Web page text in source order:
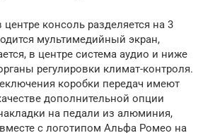
консоль разделяется на 3
мультимедийный экран,
в центре система аудио и ниже
регулировки климат-контроля.
коробки передач имеют
дополнительной опции
на педали из алюминия,
с логотипом Альфа Ромео на